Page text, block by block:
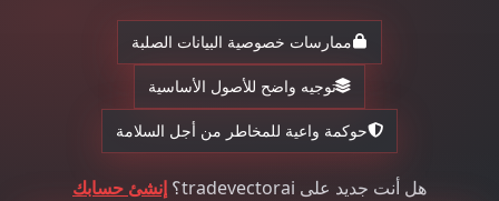
ممارسات خصوصية البيانات الصلبة
توجيه واضح للأصول الأساسية
حوكمة واعية للمخاطر من أجل السلامة
هل أنت جديد على tradevectorai؟ إنشئ حسابك